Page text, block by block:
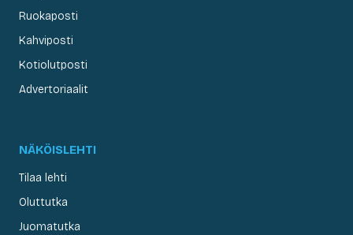
Ruokaposti
Kahviposti
Kotiolutposti
Advertoriaalit
NÄKÖISLEHTI
Tilaa lehti
Oluttutka
Juomatutka